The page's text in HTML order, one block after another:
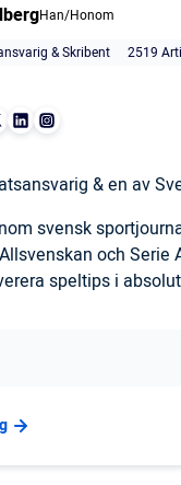
Han/Honom
& Skribent
2519
& en av
svensk
och
speltips i